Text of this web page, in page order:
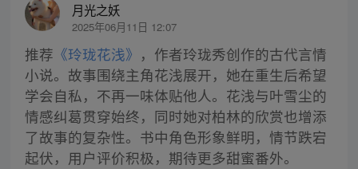
月光之妖
2025年06月11日 12:07
推荐 《玲珑花浅》 ，作者玲珑秀创作的古代言情
小说。故事围绕主角花浅展开，她在重生后希望
学会自私，不再一味体贴他人。花浅与叶雪尘的
情感纠葛贯穿始终，同时她对柏林的欣赏也增添
了故事的复杂性。书中角色形象鲜明，情节跌宕
起伏，用户评价积极，期待更多甜蜜番外。